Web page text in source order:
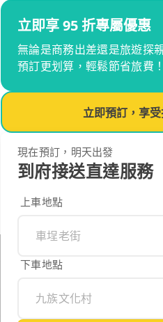
立即享 95 折專屬優惠
無論是商務出差還是旅遊探
預訂更划算，輕鬆節省旅費！
立即預訂，享
現在預訂，明天出發
到府接送直達服務
上車地點
下車地點